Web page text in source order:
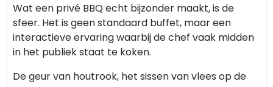
Wat een privé BBQ echt bijzonder maakt, is de
sfeer. Het is geen standaard buffet, maar een
interactieve ervaring waarbij de chef vaak midden
in het publiek staat te koken.
De geur van houtrook, het sissen van vlees op de